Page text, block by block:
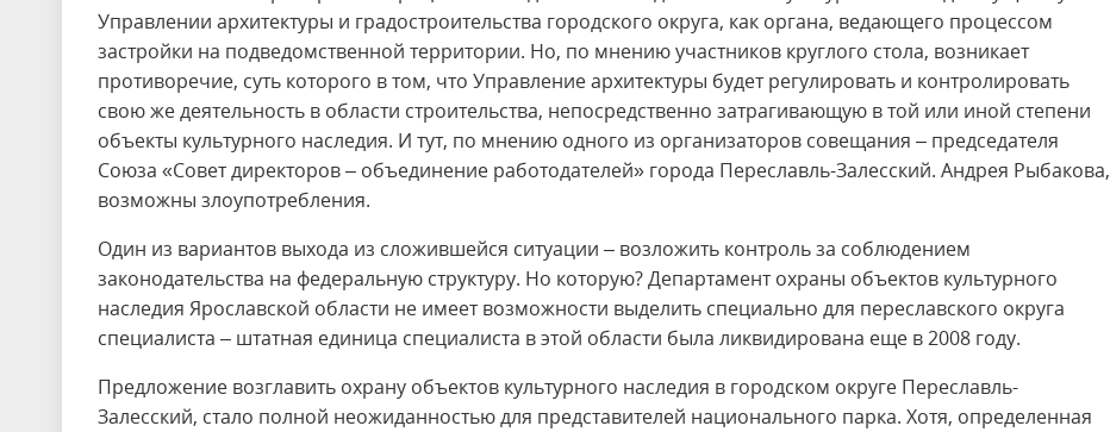
Управлении архитектуры и градостроительства городского округа, как органа, ведающего процессом
застройки на подведомственной территории. Но, по мнению участников круглого стола, возникает
противоречие, суть которого в том, что Управление архитектуры будет регулировать и контролировать
свою же деятельность в области строительства, непосредственно затрагивающую в той или иной степени
объекты культурного наследия. И тут, по мнению одного из организаторов совещания – председателя
Союза «Совет директоров – объединение работодателей» города Переславль-Залесский. Андрея Рыбакова,
возможны злоупотребления.
Один из вариантов выхода из сложившейся ситуации – возложить контроль за соблюдением
законодательства на федеральную структуру. Но которую? Департамент охраны объектов культурного
наследия Ярославской области не имеет возможности выделить специально для переславского округа
специалиста – штатная единица специалиста в этой области была ликвидирована еще в 2008 году.
Предложение возглавить охрану объектов культурного наследия в городском округе Переславль-
Залесский, стало полной неожиданностью для представителей национального парка. Хотя, определенная